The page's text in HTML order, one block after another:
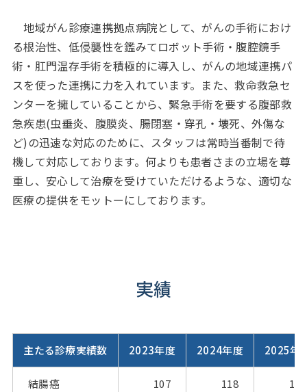
地域がん診療連携拠点病院として、がんの手術におけ
る根治性、低侵襲性を鑑みてロボット手術・腹腔鏡手
術・肛門温存手術を積極的に導入し、がんの地域連携パ
スを使った連携に力を入れています。また、救命救急セ
ンターを擁していることから、緊急手術を要する腹部救
急疾患(虫垂炎、腹膜炎、腸閉塞・穿孔・壊死、外傷な
ど)の迅速な対応のために、スタッフは常時当番制で待
機して対応しております。何よりも患者さまの立場を尊
重し、安心して治療を受けていただけるような、適切な
医療の提供をモットーにしております。
実績
主たる診療実績数 2023年度 2024年度 2025年
結腸癌 107 118 117